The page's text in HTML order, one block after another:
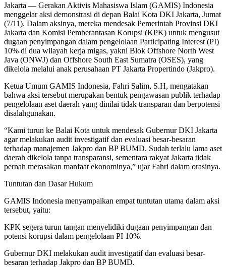
Jakarta — Gerakan Aktivis Mahasiswa Islam (GAMIS) Indonesia
menggelar aksi demonstrasi di depan Balai Kota DKI Jakarta, Jumat
(7/11). Dalam aksinya, mereka mendesak Pemerintah Provinsi DKI
Jakarta dan Komisi Pemberantasan Korupsi (KPK) untuk mengusut
dugaan penyimpangan dalam pengelolaan Participating Interest (PI)
10% di dua wilayah kerja migas, yakni Blok Offshore North West
Java (ONWJ) dan Offshore South East Sumatra (OSES), yang
dikelola melalui anak perusahaan PT Jakarta Propertindo (Jakpro).
Ketua Umum GAMIS Indonesia, Fahri Salim, S.H, mengatakan
bahwa aksi tersebut merupakan bentuk pengawasan publik terhadap
pengelolaan aset daerah yang dinilai tidak transparan dan berpotensi
disalahgunakan.
“Kami turun ke Balai Kota untuk mendesak Gubernur DKI Jakarta
agar melakukan audit investigatif dan evaluasi besar-besaran
terhadap manajemen Jakpro dan BP BUMD. Sudah terlalu lama aset
daerah dikelola tanpa transparansi, sementara rakyat Jakarta tidak
pernah merasakan manfaat ekonominya,” ujar Fahri dalam orasinya.
Tuntutan dan Dasar Hukum
GAMIS Indonesia menyampaikan empat tuntutan utama dalam aksi
tersebut, yaitu:
KPK segera turun tangan menyelidiki dugaan penyimpangan dan
potensi korupsi dalam pengelolaan PI 10%.
Gubernur DKI melakukan audit investigatif dan evaluasi besar-
besaran terhadap Jakpro dan BP BUMD.